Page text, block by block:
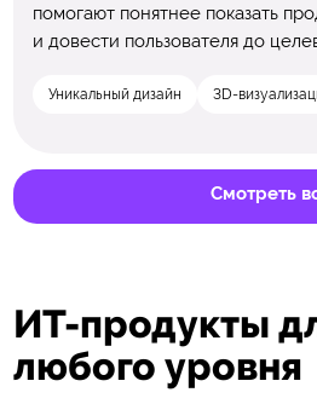
помогают понятнее показать
и довести пользователя до
Уникальный дизайн 3D-
Смотреть
ИТ-продукты
любого уровня